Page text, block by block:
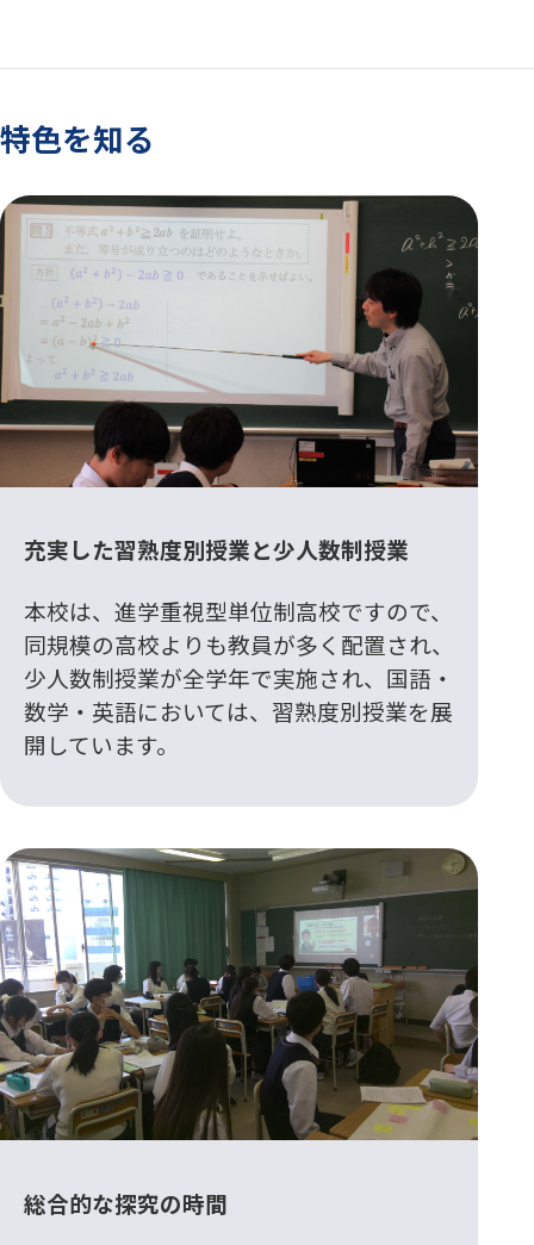
特色を知る
充実した習熟度別授業と少人数制授業
本校は、進学重視型単位制高校ですので、
同規模の高校よりも教員が多く配置され、
少人数制授業が全学年で実施され、国語・
数学・英語においては、習熟度別授業を展
開しています。
総合的な探究の時間